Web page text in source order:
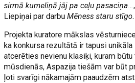
sirmā kumeliņā jāj pa ceļu pasaciņa…
Liepiņai par darbuMēness staru stīgo.
Projekta kuratore mākslas
ka konkursa rezultātā ir tapusi
atcerēties nevienu klasiķi, kuram
mūsdienās, Aspazija tiešām var būt
ļoti svarīgi nākamajām paaudzēm